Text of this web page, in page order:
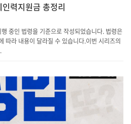
력지원금 총정리
중인 법령을 기준으로 작성되었습니다. 법령은
따라 내용이 달라질 수 있습니다.이번 시리즈의